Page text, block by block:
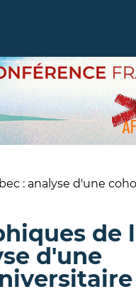
: analyse d'une
de
d'une